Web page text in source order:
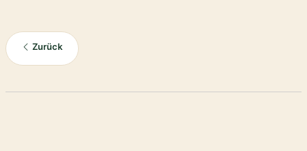
Zurück